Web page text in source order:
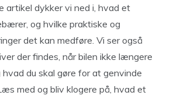
artikel dykker vi ned i, hvad et
og hvilke praktiske og
det kan medføre. Vi ser også
der findes, når bilen ikke længere
hvad du skal gøre for at genvinde
med og bliv klogere på, hvad et